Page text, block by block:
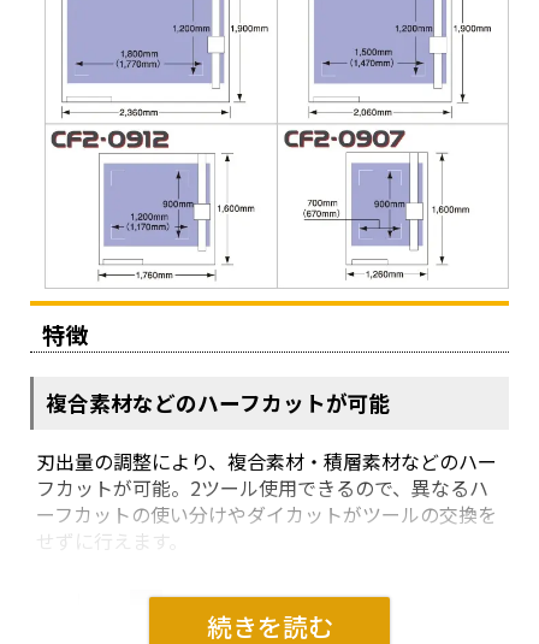
特徴
複合素材などのハーフカットが可能
刃出量の調整により、複合素材・積層素材などのハー
フカットが可能。2ツール使用できるので、異なるハ
ーフカットの使い分けやダイカットがツールの交換を
せずに行えます。